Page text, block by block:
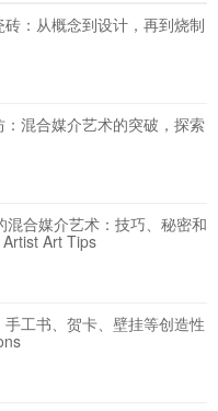
：从概念到设计，再到烧制
混合媒介艺术的突破，探索
合媒介艺术：技巧、秘密和
Art Tips
工书、贺卡、壁挂等创造性